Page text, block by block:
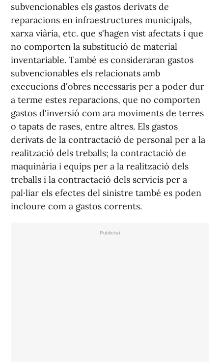
subvencionables els gastos derivats de
reparacions en infraestructures municipals,
xarxa viària, etc. que s'hagen vist afectats i que
no comporten la substitució de material
inventariable. També es consideraran gastos
subvencionables els relacionats amb
execucions d'obres necessaris per a poder dur
a terme estes reparacions, que no comporten
gastos d'inversió com ara moviments de terres
o tapats de rases, entre altres. Els gastos
derivats de la contractació de personal per a la
realització dels treballs; la contractació de
maquinària i equips per a la realització dels
treballs i la contractació dels servicis per a
pal·liar els efectes del sinistre també es poden
incloure com a gastos corrents.